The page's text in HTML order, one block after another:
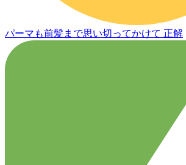
パーマも前髪まで思い切ってかけて 正解